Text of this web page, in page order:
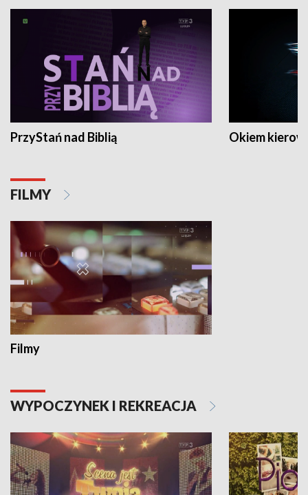
PrzyStań nad Biblią Okiem
FILMY
Filmy
WYPOCZYNEK I REKREACJA